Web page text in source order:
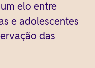
elo entre
e adolescentes
das